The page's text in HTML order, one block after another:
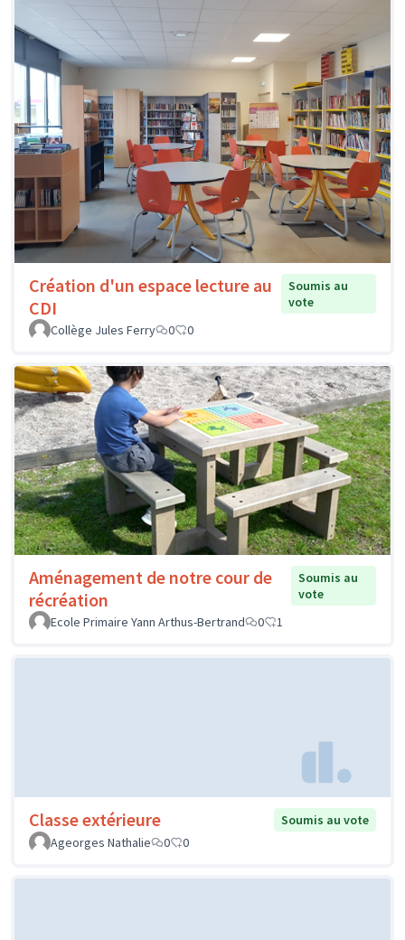
Création d'un espace lecture au
CDI
Soumis au
vote
Collège Jules Ferry
0 0
Aménagement de notre cour de
récréation
Soumis au
vote
Ecole Primaire Yann Arthus-Bertrand
0 1
Classe extérieure
Soumis au vote
Ageorges Nathalie
0 0